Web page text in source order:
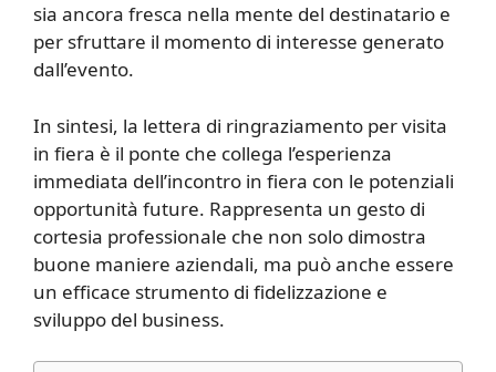
sia ancora fresca nella mente del destinatario e
per sfruttare il momento di interesse generato
dall’evento.
In sintesi, la lettera di ringraziamento per visita
in fiera è il ponte che collega l’esperienza
immediata dell’incontro in fiera con le potenziali
opportunità future. Rappresenta un gesto di
cortesia professionale che non solo dimostra
buone maniere aziendali, ma può anche essere
un efficace strumento di fidelizzazione e
sviluppo del business.